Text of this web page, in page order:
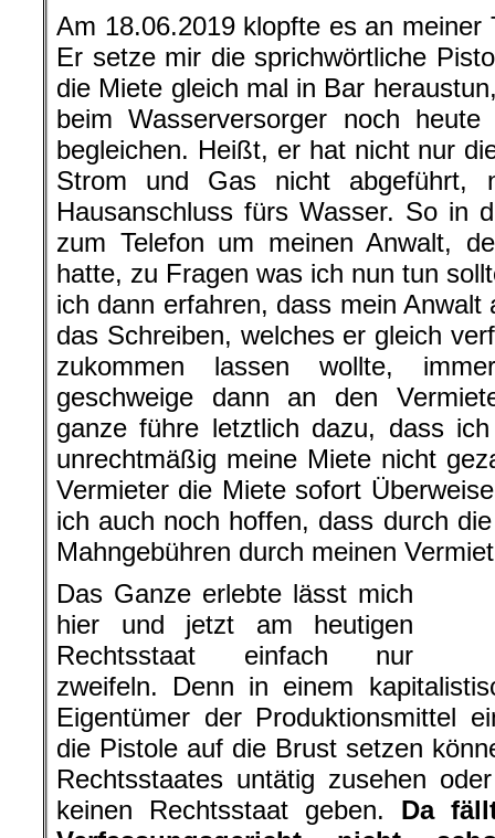
Am 18.06.2019 klopfte es an meiner
Er setze mir die sprichwörtliche
die Miete gleich mal in Bar
beim Wasserversorger noch
begleichen. Heißt, er hat nicht nur
Strom und Gas nicht abgeführt,
Hausanschluss fürs Wasser. So in
zum Telefon um meinen Anwalt,
hatte, zu Fragen was ich nun tun
ich dann erfahren, dass mein
das Schreiben, welches er gleich
zukommen lassen wollte,
geschweige dann an den
ganze führe letztlich dazu, dass
unrechtmäßig meine Miete nicht
Vermieter die Miete sofort
ich auch noch hoffen, dass durch
Mahngebühren durch meinen
Das Ganze erlebte lässt mich
hier und jetzt am heutigen
Rechtsstaat einfach nur
zweifeln. Denn in einem
Eigentümer der Produktionsmittel
die Pistole auf die Brust setzen
Rechtsstaates untätig zusehen
keinen Rechtsstaat geben. Da